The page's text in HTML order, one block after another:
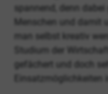
spannend, denn
Menschen und damit
man selbst kreativ
Studium der
gefächert und doch
Einsatzmöglichkeiten